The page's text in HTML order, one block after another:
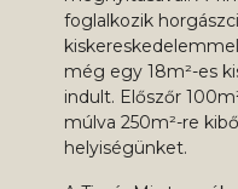
foglalkozik
még egy 18m²-es
indult. Előszőr
múlva 250m²-re
helyiségünket.